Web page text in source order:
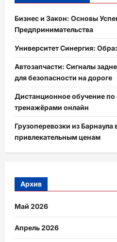
Бизнес и Закон: Основы
Предпринимательства
Университет Синергия:
Автозапчасти: Сигналы
для безопасности на дороге
Дистанционное обучение по
тренажёрами онлайн
Грузоперевозки из
привлекательным ценам
Архив
Май 2026
Апрель 2026